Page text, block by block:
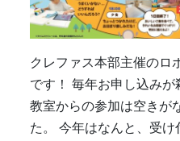
クレファス本部主催のロ
です！ 毎年お申し込み
教室からの参加は空きが
た。 今年はなんと、受け